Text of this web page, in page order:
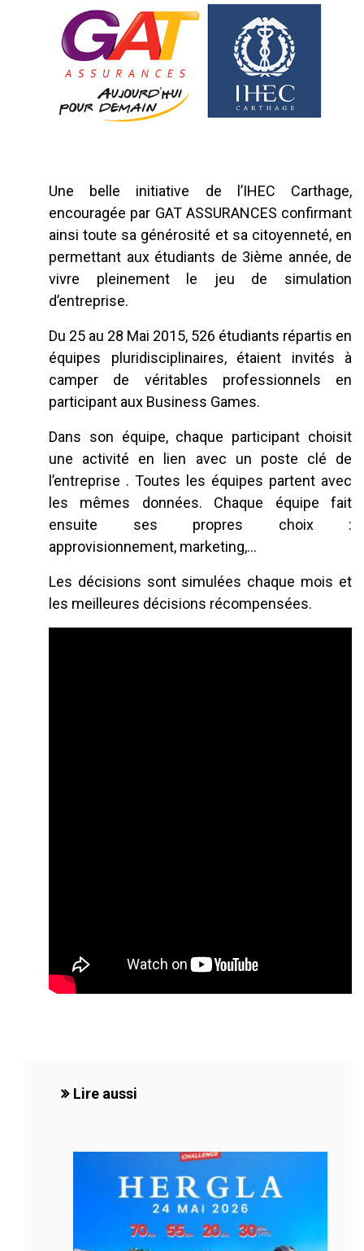
Une belle initiative de l’IHEC Carthage,
encouragée par GAT ASSURANCES confirmant
ainsi toute sa générosité et sa citoyenneté, en
permettant aux étudiants de 3ième année, de
vivre pleinement le jeu de simulation
d’entreprise.
Du 25 au 28 Mai 2015, 526 étudiants répartis en
équipes pluridisciplinaires, étaient invités à
camper de véritables professionnels en
participant aux Business Games.
Dans son équipe, chaque participant choisit
une activité en lien avec un poste clé de
l’entreprise . Toutes les équipes partent avec
les mêmes données. Chaque équipe fait
ensuite ses propres choix :
approvisionnement, marketing,…
Les décisions sont simulées chaque mois et
les meilleures décisions récompensées.
Lire aussi